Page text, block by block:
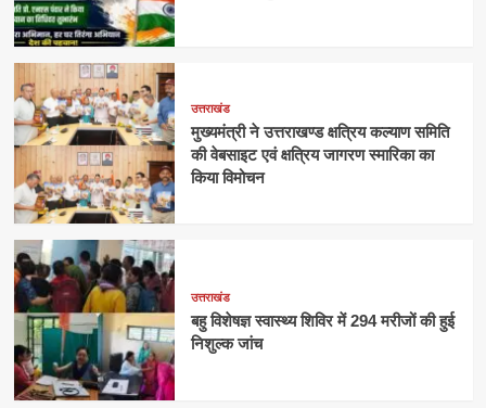
उत्तराखंड
मुख्यमंत्री ने उत्तराखण्ड क्षत्रिय कल्याण समिति
की वेबसाइट एवं क्षत्रिय जागरण स्मारिका का
किया विमोचन
उत्तराखंड
बहु विशेषज्ञ स्वास्थ्य शिविर में 294 मरीजों की हुई
निशुल्क जांच